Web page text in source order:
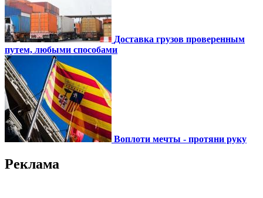
Доставка грузов проверенным
путем, любыми способами
Воплоти мечты - протяни руку
Реклама